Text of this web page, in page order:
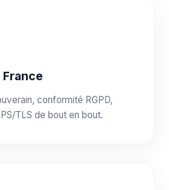
conformité RGPD,
TLS de bout en bout.